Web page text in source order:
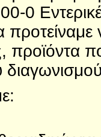
0
προϊόντα